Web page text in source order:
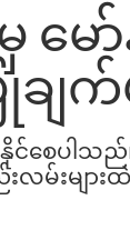
ော်
က်မ
ာနိုင်စေပ
လမ်းများ